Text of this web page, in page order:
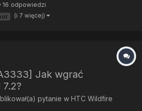
za żadne skarby nie moge
na wiele sposobów i równiez
16 odpowiedzi
(i 7 więcej)
Jak wgrać
pytanie w HTC Wildfire